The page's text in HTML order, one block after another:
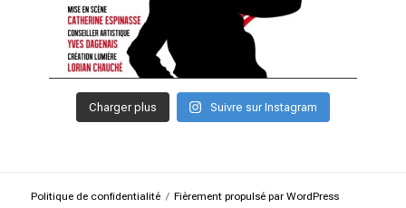
Charger plus Suivre sur Instagram
Politique de confidentialité Fièrement propulsé par WordPress